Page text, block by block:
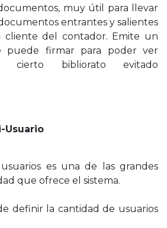
muy útil para llevar
entrantes y salientes
cliente del contador. Emite un
puede firmar para poder ver
cierto bibliorato evitado
Usuario
es una de las grandes
que ofrece el sistema.
definir la cantidad de usuarios